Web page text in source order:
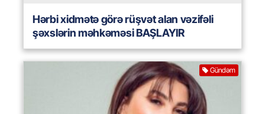
Hərbi xidmətə görə rüşvət alan vəzifəli
şəxslərin məhkəməsi BAŞLAYIR
Gündəm